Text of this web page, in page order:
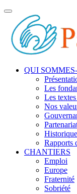
Toggle
navigation
QUI
Les
Les
Nos
Historique
Rapports
CHANTIERS
Emploi
Europe
Fraternité
Sobriété